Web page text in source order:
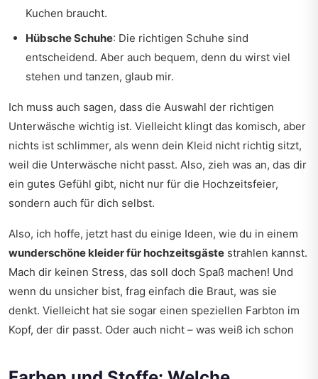
Kuchen braucht.
Hübsche Schuhe: Die richtigen Schuhe sind
entscheidend. Aber auch bequem, denn du wirst viel
stehen und tanzen, glaub mir.
Ich muss auch sagen, dass die Auswahl der richtigen
Unterwäsche wichtig ist. Vielleicht klingt das komisch, aber
nichts ist schlimmer, als wenn dein Kleid nicht richtig sitzt,
weil die Unterwäsche nicht passt. Also, zieh was an, das dir
ein gutes Gefühl gibt, nicht nur für die Hochzeitsfeier,
sondern auch für dich selbst.
Also, ich hoffe, jetzt hast du einige Ideen, wie du in einem
wunderschöne kleider für hochzeitsgäste strahlen kannst.
Mach dir keinen Stress, das soll doch Spaß machen! Und
wenn du unsicher bist, frag einfach die Braut, was sie
denkt. Vielleicht hat sie sogar einen speziellen Farbton im
Kopf, der dir passt. Oder auch nicht – was weiß ich schon